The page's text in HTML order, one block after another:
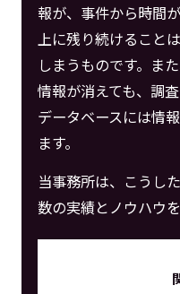
報が、事件から時間
上に残り続けること
しまうものです。ま
情報が消えても、調
データベースには情
ます。
当事務所は、こうし
数の実績とノウハウ